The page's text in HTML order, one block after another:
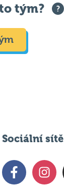
tým?
Sociální sítě